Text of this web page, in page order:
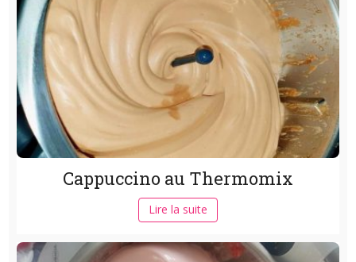
Cappuccino au Thermomix
Lire la suite